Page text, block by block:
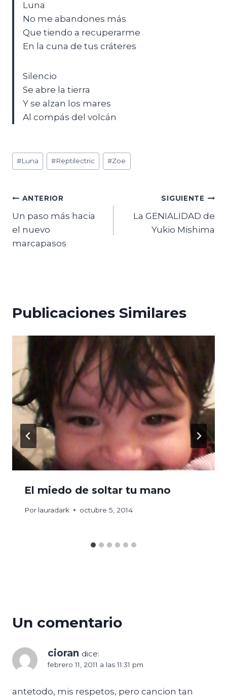
Luna
No me abandones más
Que tiendo a recuperarme
En la cuna de tus cráteres
Silencio
Se abre la tierra
Y se alzan los mares
Al compás del volcán
Etiquetas
de
entrada:
#Luna #Reptilectric #Zoe
Navegación
de
entradas
ANTERIOR
Un paso más hacia
el nuevo
marcapasos
SIGUIENTE
La GENIALIDAD de
Yukio Mishima
Publicaciones Similares
El miedo de soltar tu mano
Por lauradark octubre 5, 2014
Un comentario
cioran dice:
febrero 11, 2011 a las 11:31 pm
antetodo, mis respetos, pero cancion tan